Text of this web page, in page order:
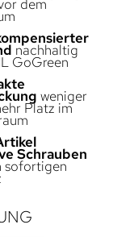
dem
nachhaltig
GoGreen
weniger
Platz im
Schrauben
sofortigen